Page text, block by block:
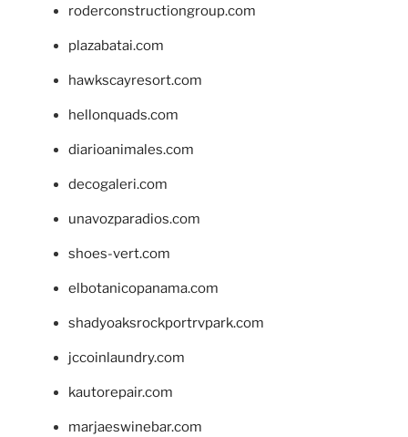
roderconstructiongroup.com
plazabatai.com
hawkscayresort.com
hellonquads.com
diarioanimales.com
decogaleri.com
unavozparadios.com
shoes-vert.com
elbotanicopanama.com
shadyoaksrockportrvpark.com
jccoinlaundry.com
kautorepair.com
marjaeswinebar.com